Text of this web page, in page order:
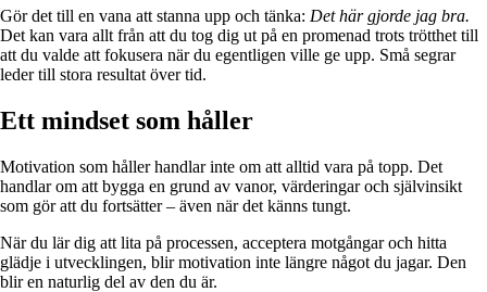
Gör det till en vana att stanna upp och tänka: Det här gjorde jag bra.
Det kan vara allt från att du tog dig ut på en promenad trots trötthet till
att du valde att fokusera när du egentligen ville ge upp. Små segrar
leder till stora resultat över tid.
Ett mindset som håller
Motivation som håller handlar inte om att alltid vara på topp. Det
handlar om att bygga en grund av vanor, värderingar och självinsikt
som gör att du fortsätter – även när det känns tungt.
När du lär dig att lita på processen, acceptera motgångar och hitta
glädje i utvecklingen, blir motivation inte längre något du jagar. Den
blir en naturlig del av den du är.